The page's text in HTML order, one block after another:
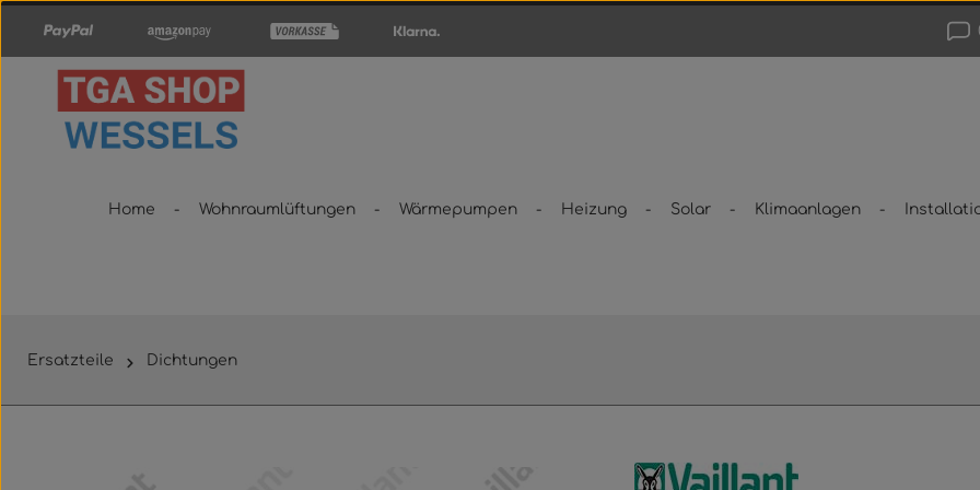
Hauptinhalt springen
Zur Hauptnavigation springen
Home Wohnraumlüftungen Wärmepumpen Heizung Solar Klimaanlagen
Ersatzteile Dichtungen